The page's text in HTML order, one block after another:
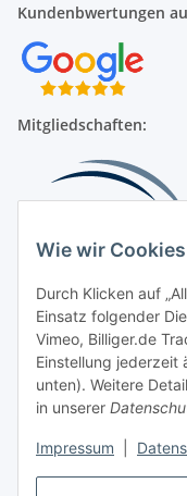
Wie wir
Durch Klicken auf
Einsatz folgender
Vimeo, Billiger.de
Einstellung jederzeit
unten). Weitere
in unserer
Impressum
Kundenbwertungen
Mitgliedschaften:
Beliebte Kategorien